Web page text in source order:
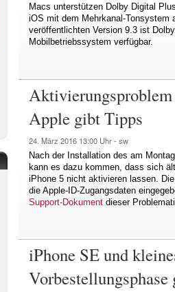
Macs unterstützen Dolby Digital
iOS mit dem Mehrkanal-Tonsystem
veröffentlichten Version 9.3 ist
Mobilbetriebssystem verfügbar.
Apple gibt Tipps
24. März 2016 13:00 Uhr - sw
Nach der Installation des am
kann es dazu kommen, dass sich
iPhone 5 nicht aktivieren lassen.
die Apple-ID-Zugangsdaten
Support-Dokument dieser
iPhone SE und
Vorbestellungsphase